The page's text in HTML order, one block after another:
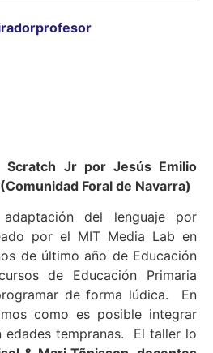
Scratch Jr por Jesús Emilio
Foral de Navarra)
del lenguaje por
por el MIT Media Lab en
de último año de Educación
de Educación Primaria
de forma lúdica. En
como es posible integrar
edades tempranas. El taller lo